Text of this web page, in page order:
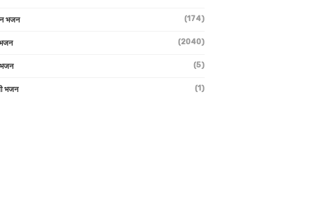
भजन (174)
भजन (2040)
भजन (5)
भजन (1)